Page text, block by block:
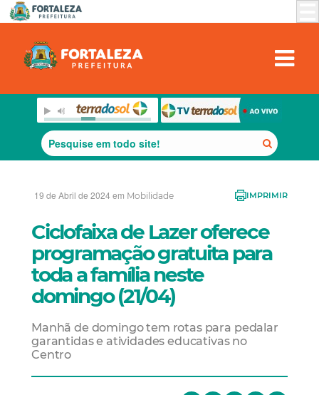
19 de Abril de 2024 em Mobilidade IMPRIMIR
Ciclofaixa de Lazer oferece
programação gratuita para
toda a família neste
domingo (21/04)
Manhã de domingo tem rotas para pedalar
garantidas e atividades educativas no
Centro